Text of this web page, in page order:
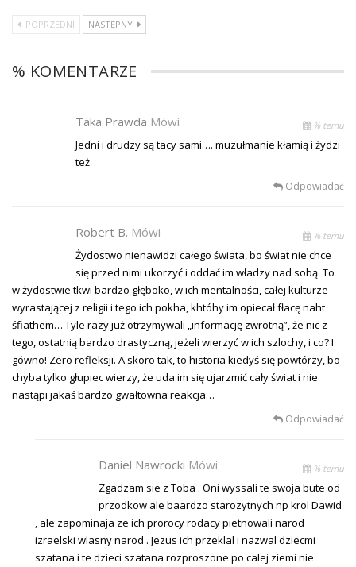
POPRZEDNI NASTĘPNY
% KOMENTARZE
Taka Prawda Mówi % temu
Jedni i drudzy są tacy sami…. muzułmanie kłamią i żydzi
też
Odpowiadać
Robert B. Mówi % temu
Żydostwo nienawidzi całego świata, bo świat nie chce
się przed nimi ukorzyć i oddać im władzy nad sobą. To
w żydostwie tkwi bardzo głęboko, w ich mentalności, całej kulturze
wyrastającej z religii i tego ich pokha, khtóhy im opiecał fłacę naht
śfiathem… Tyle razy już otrzymywali „informację zwrotną”, że nic z
tego, ostatnią bardzo drastyczną, jeżeli wierzyć w ich szlochy, i co? I
gówno! Zero refleksji. A skoro tak, to historia kiedyś się powtórzy, bo
chyba tylko głupiec wierzy, że uda im się ujarzmić cały świat i nie
nastąpi jakaś bardzo gwałtowna reakcja…
Odpowiadać
Daniel Nawrocki Mówi % temu
Zgadzam sie z Toba . Oni wyssali te swoja bute od
przodkow ale baardzo starozytnych np krol Dawid
, ale zapominaja ze ich prorocy rodacy pietnowali narod
izraelski wlasny narod . Jezus ich przeklal i nazwal dziecmi
szatana i te dzieci szatana rozproszone po calej ziemi nie